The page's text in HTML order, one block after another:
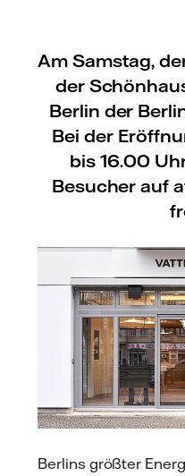
Am Samstag,
der
Berlin der
Bei der
bis 16.00
Besucher auf
Berlins größter